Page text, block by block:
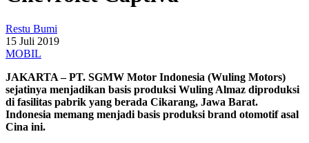
Restu Bumi
15 Juli 2019
MOBIL
JAKARTA – PT. SGMW Motor Indonesia (Wuling Motors)
sejatinya menjadikan basis produksi Wuling Almaz diproduksi
di fasilitas pabrik yang berada Cikarang, Jawa Barat.
Indonesia memang menjadi basis produksi brand otomotif asal
Cina ini.